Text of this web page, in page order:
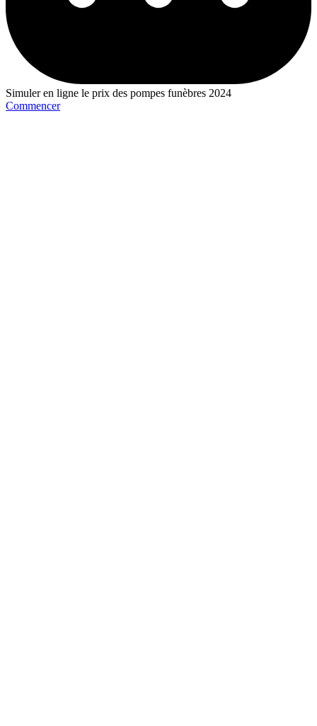
Simuler en ligne le prix des pompes funèbres 2024
Commencer